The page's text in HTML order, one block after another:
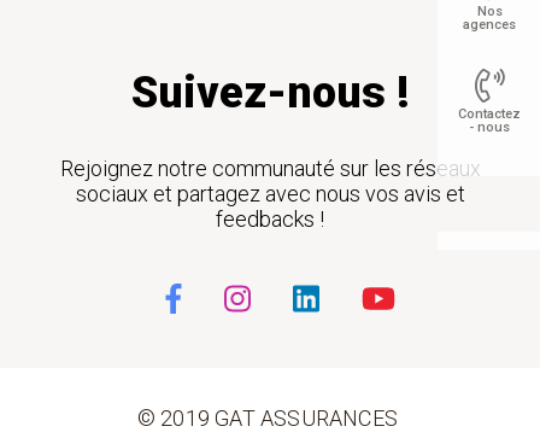
Suivez-nous !
Rejoignez notre communauté sur les réseaux
sociaux et partagez avec nous vos avis et
feedbacks !
© 2019 GAT ASSURANCES
Nos
agences
Contactez
- nous